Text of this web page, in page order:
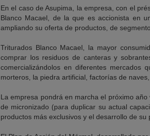
En el caso de Asupima, la empresa, con el
Blanco Macael, de la que es accionista en
ampliando su oferta de productos, de
Triturados Blanco Macael, la mayor
comprar los residuos de canteras y
comercializándolos en diferentes
morteros, la piedra artificial, factorías de
La empresa pondrá en marcha el próximo
de micronizado (para duplicar su actual
productos más exclusivos y el desarrollo de su